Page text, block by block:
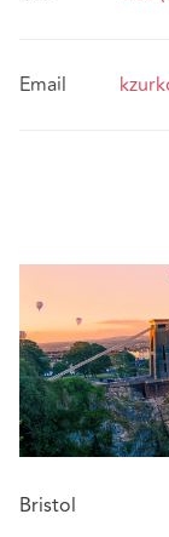
Email
Bristol